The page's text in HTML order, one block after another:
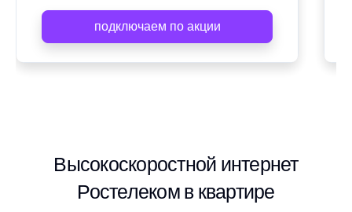
подключаем по акции
Высокоскоростной интернет
Ростелеком в квартире